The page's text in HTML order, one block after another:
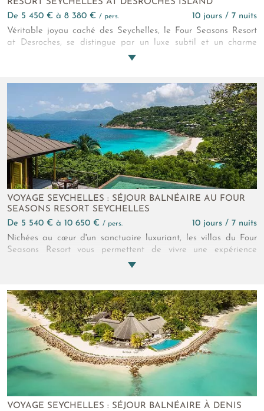
RESORT SEYCHELLES AT DESROCHES ISLAND
de 5 450 € à 8 380 € / pers.
10 jours / 7 nuits
Véritable joyau caché des Seychelles, le Four Seasons Resort
at Desroches, se distingue par un luxe subtil et un charme
insulaire, presque sauvage. Villas privées, plages désertes et
hors du temps, entre raffinement et excursions, pour vivre
intensément l'instant présent avec vos proches.
VOYAGE SEYCHELLES : SÉJOUR BALNÉAIRE AU FOUR
SEASONS RESORT SEYCHELLES
de 5 540 € à 10 650 € / pers.
10 jours / 7 nuits
Nichées au cœur d'un sanctuaire luxuriant, les villas du Four
Seasons Resort vous permettent de vivre une expérience
exclusive et de profiter des plus beaux panoramas sur l'Océan
VOYAGE SEYCHELLES : SÉJOUR BALNÉAIRE À DENIS